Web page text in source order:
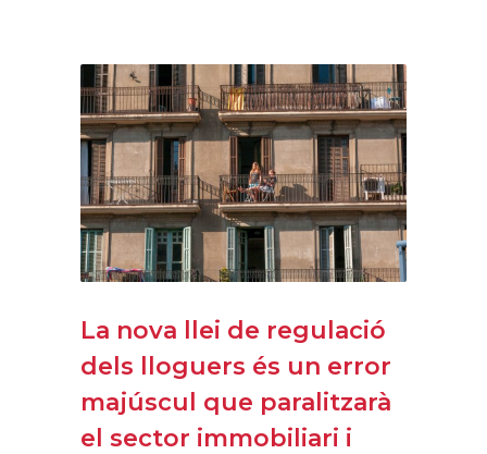
La nova llei de regulació
dels lloguers és un error
majúscul que paralitzarà
el sector immobiliari i